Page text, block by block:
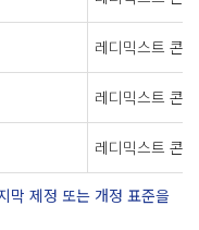
레디믹스트 콘
레디믹스트 콘
레디믹스트 콘
막 제정 또는 개정 표준을